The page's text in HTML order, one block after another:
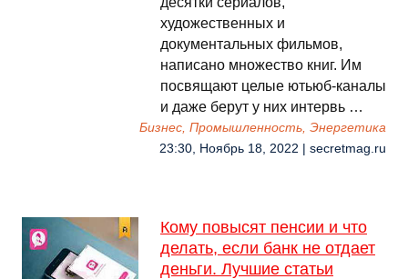
художественных и
документальных фильмов,
написано множество книг. Им
посвящают целые ютьюб-каналы
и даже берут у них интервь …
Бизнес, Промышленность, Энергетика
23:30, Ноябрь 18, 2022 | secretmag.ru
Кому повысят пенсии и что
делать, если банк не отдает
деньги. Лучшие статьи